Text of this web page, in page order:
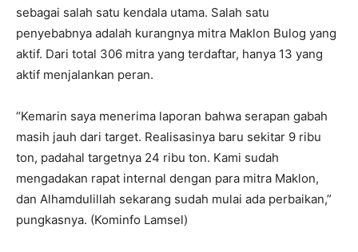
sebagai salah satu kendala utama. Salah satu
penyebabnya adalah kurangnya mitra Maklon Bulog yang
aktif. Dari total 306 mitra yang terdaftar, hanya 13 yang
aktif menjalankan peran.
“Kemarin saya menerima laporan bahwa serapan gabah
masih jauh dari target. Realisasinya baru sekitar 9 ribu
ton, padahal targetnya 24 ribu ton. Kami sudah
mengadakan rapat internal dengan para mitra Maklon,
dan Alhamdulillah sekarang sudah mulai ada perbaikan,”
pungkasnya. (Kominfo Lamsel)